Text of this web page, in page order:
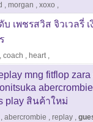
, morgan , xoxo ,
เพชรสวิส จิวเวลรี่
, coach , heart,
mng fitflop zara
play สินค้าใหม่
abercrombie , replay ,